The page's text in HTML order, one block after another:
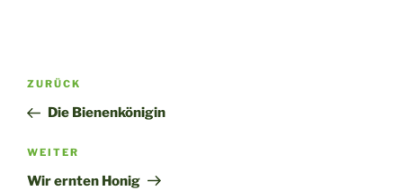
Beitragsnavigation
Vorheriger
Beitrag
ZURÜCK
Die Bienenkönigin
Nächster
Beitrag
WEITER
Wir ernten Honig